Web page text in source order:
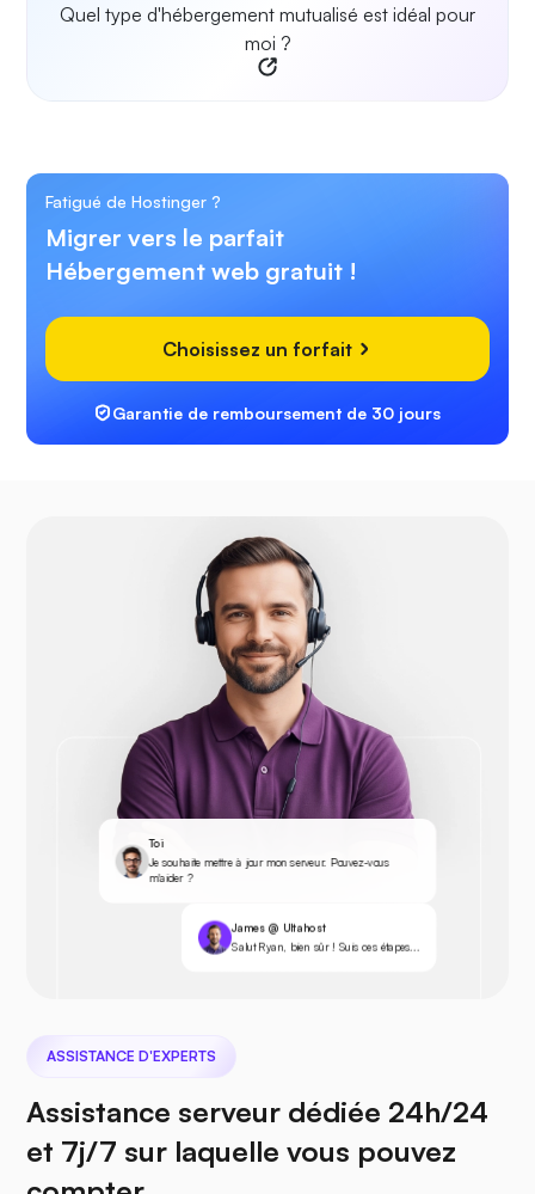
Quel type d'hébergement mutualisé est idéal pour
moi ?
Fatigué de Hostinger ?
Migrer vers le parfait
Hébergement web gratuit !
Choisissez un forfait
Garantie de remboursement de 30 jours
Toi
Je souhaite mettre à jour mon serveur. Pouvez-vous
m'aider ?
James @ Ultahost
Salut Ryan, bien sûr ! Suis ces étapes...
ASSISTANCE D'EXPERTS
Assistance serveur dédiée 24h/24
et 7j/7 sur laquelle vous pouvez